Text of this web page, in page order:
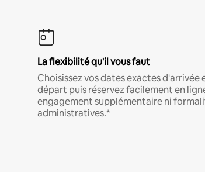
La flexibilité qu'il vous faut
Choisissez vos dates exactes d'arrivée
départ puis réservez facilement en
engagement supplémentaire ni
administratives.*